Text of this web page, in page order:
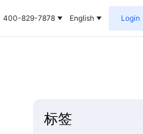
400-829-7878 English Login
标签